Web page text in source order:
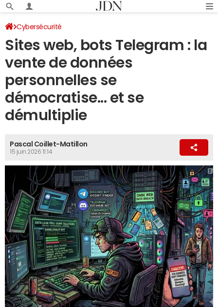
Cybersécurité
Sites web, bots Telegram : la
vente de données
personnelles se
démocratise... et se
démultiplie
Pascal Coillet-Matillon
15 juin 2026 11:14